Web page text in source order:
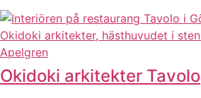
Okidoki arkitekter Tavolo